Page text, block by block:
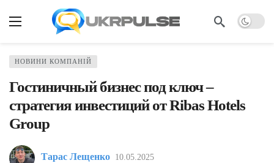
НОВИНИ КОМПАНІЙ
Гостиничный бизнес под ключ –
стратегия инвестиций от Ribas Hotels
Group
Тарас Лещенко 10.05.2025